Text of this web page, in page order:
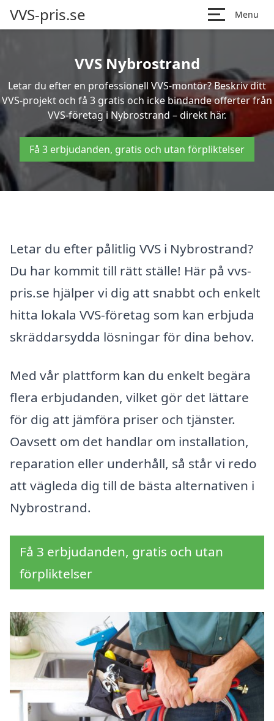
VVS-pris.se Menu
VVS Nybrostrand
Letar du efter en professionell VVS-montör? Beskriv ditt
VVS-projekt och få 3 gratis och icke bindande offerter från
VVS-företag i Nybrostrand – direkt här.
Få 3 erbjudanden, gratis och utan förpliktelser
Letar du efter pålitlig VVS i Nybrostrand?
Du har kommit till rätt ställe! Här på vvs-
pris.se hjälper vi dig att snabbt och enkelt
hitta lokala VVS-företag som kan erbjuda
skräddarsydda lösningar för dina behov.
Med vår plattform kan du enkelt begära
flera erbjudanden, vilket gör det lättare
för dig att jämföra priser och tjänster.
Oavsett om det handlar om installation,
reparation eller underhåll, så står vi redo
att vägleda dig till de bästa alternativen i
Nybrostrand.
Få 3 erbjudanden, gratis och utan
förpliktelser